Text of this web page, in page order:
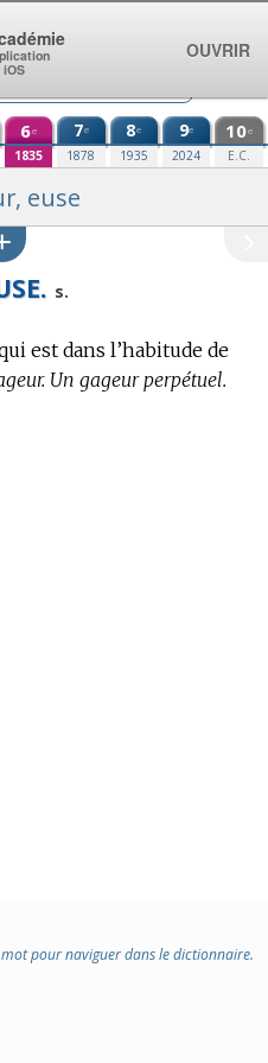
6e
1835
7e
1878
8e
1935
9e
2024
10e
E.C.
euse
s.
est dans l’habitude de
Un gageur perpétuel.
pour naviguer dans le dictionnaire.
OUVRIR